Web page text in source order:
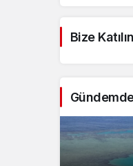
Bize Katılın
2